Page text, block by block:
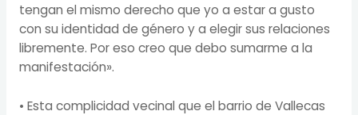
tengan el mismo derecho que yo a estar a gusto
con su identidad de género y a elegir sus relaciones
libremente. Por eso creo que debo sumarme a la
manifestación».
• Esta complicidad vecinal que el barrio de Vallecas